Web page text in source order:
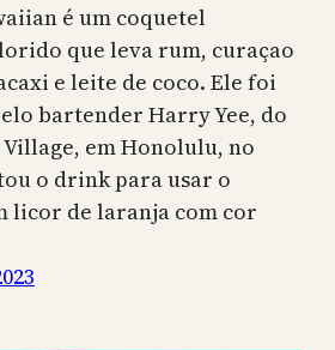
é um coquetel
que leva rum, curaçao
e leite de coco. Ele foi
bartender Harry Yee, do
em Honolulu, no
o drink para usar o
licor de laranja com cor